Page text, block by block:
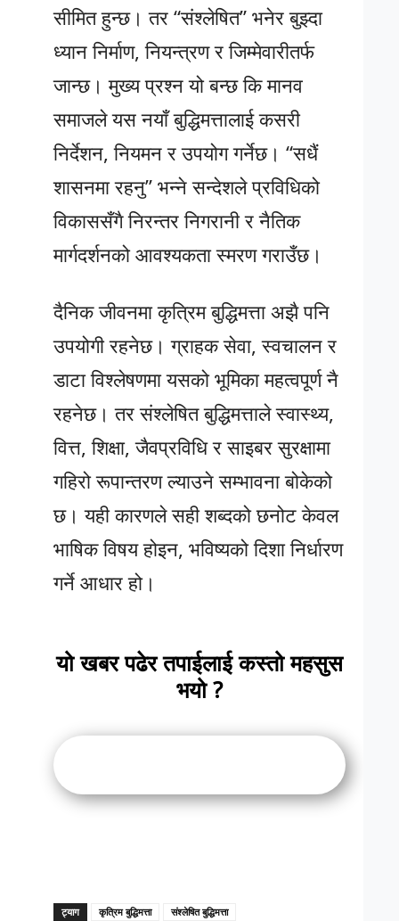
सीमित हुन्छ। तर “संश्लेषित” भनेर बुझ्दा
ध्यान निर्माण, नियन्त्रण र जिम्मेवारीतर्फ
जान्छ। मुख्य प्रश्न यो बन्छ कि मानव
समाजले यस नयाँ बुद्धिमत्तालाई कसरी
निर्देशन, नियमन र उपयोग गर्नेछ। “सधैं
शासनमा रहनु” भन्ने सन्देशले प्रविधिको
विकाससँगै निरन्तर निगरानी र नैतिक
मार्गदर्शनको आवश्यकता स्मरण गराउँछ।
दैनिक जीवनमा कृत्रिम बुद्धिमत्ता अझै पनि
उपयोगी रहनेछ। ग्राहक सेवा, स्वचालन र
डाटा विश्लेषणमा यसको भूमिका महत्वपूर्ण नै
रहनेछ। तर संश्लेषित बुद्धिमत्ताले स्वास्थ्य,
वित्त, शिक्षा, जैवप्रविधि र साइबर सुरक्षामा
गहिरो रूपान्तरण ल्याउने सम्भावना बोकेको
छ। यही कारणले सही शब्दको छनोट केवल
भाषिक विषय होइन, भविष्यको दिशा निर्धारण
गर्ने आधार हो।
यो खबर पढेर तपाईलाई कस्तो महसुस
भयो ?
ट्याग कृत्रिम बुद्धिमत्ता संश्लेषित बुद्धिमत्ता